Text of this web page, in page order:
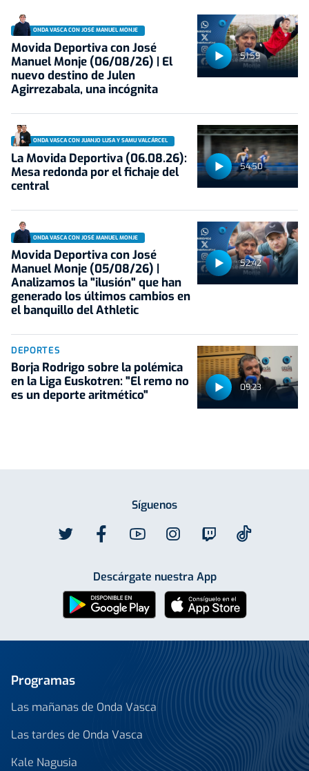
51:59
ONDA VASCA CON JOSÉ MANUEL MONJE
Movida Deportiva con José
Manuel Monje (06/08/26) | El
nuevo destino de Julen
Agirrezabala, una incógnita
54:50
ONDA VASCA CON JUANJO LUSA Y SAMU VALCÁRCEL
La Movida Deportiva (06.08.26):
Mesa redonda por el fichaje del
central
52:42
ONDA VASCA CON JOSÉ MANUEL MONJE
Movida Deportiva con José
Manuel Monje (05/08/26) |
Analizamos la "ilusión" que han
generado los últimos cambios en
el banquillo del Athletic
09:23
DEPORTES
Borja Rodrigo sobre la polémica
en la Liga Euskotren: "El remo no
es un deporte aritmético"
Síguenos
Descárgate nuestra App
Programas
Las mañanas de Onda Vasca
Las tardes de Onda Vasca
Kale Nagusia